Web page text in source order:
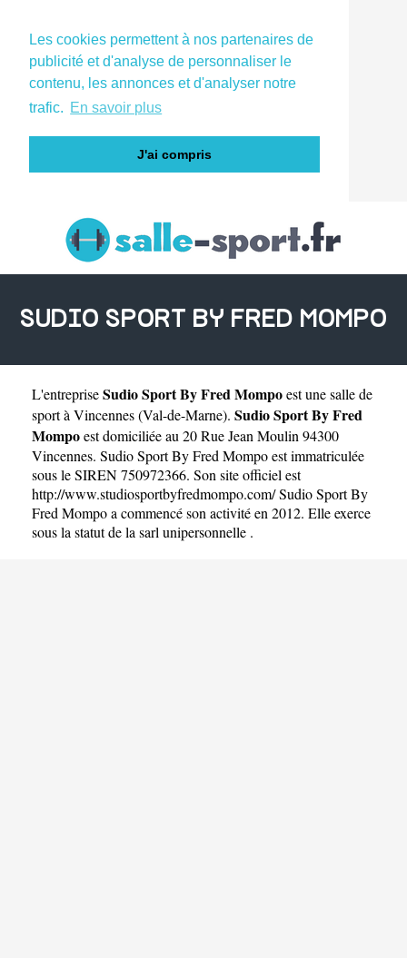
Les cookies permettent à nos partenaires de
publicité et d'analyse de personnaliser le
contenu, les annonces et d'analyser notre
trafic. En savoir plus
J'ai compris
SUDIO SPORT BY FRED MOMPO
L'entrepriseSudio Sport By Fred Mompoest unesalle de
sport à Vincennes(Val-de-Marne). Sudio Sport By Fred
Mompoest domiciliée au 20 Rue Jean Moulin 94300
Vincennes. Sudio Sport By Fred Mompo est immatriculée
sous le SIREN 750972366. Son site officiel est
http://www.studiosportbyfredmompo.com/Sudio Sport By
Fred Mompo a commencé son activité en 2012. Elle exerce
sous la statut de la sarl unipersonnelle .